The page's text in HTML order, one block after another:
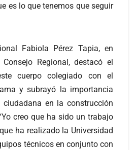
es lo que tenemos que seguir
Fabiola Pérez Tapia, en
Consejo Regional, destacó el
cuerpo colegiado con el
y subrayó la importancia
en la construcción
creo que ha sido un trabajo
ha realizado la Universidad
técnicos en conjunto con